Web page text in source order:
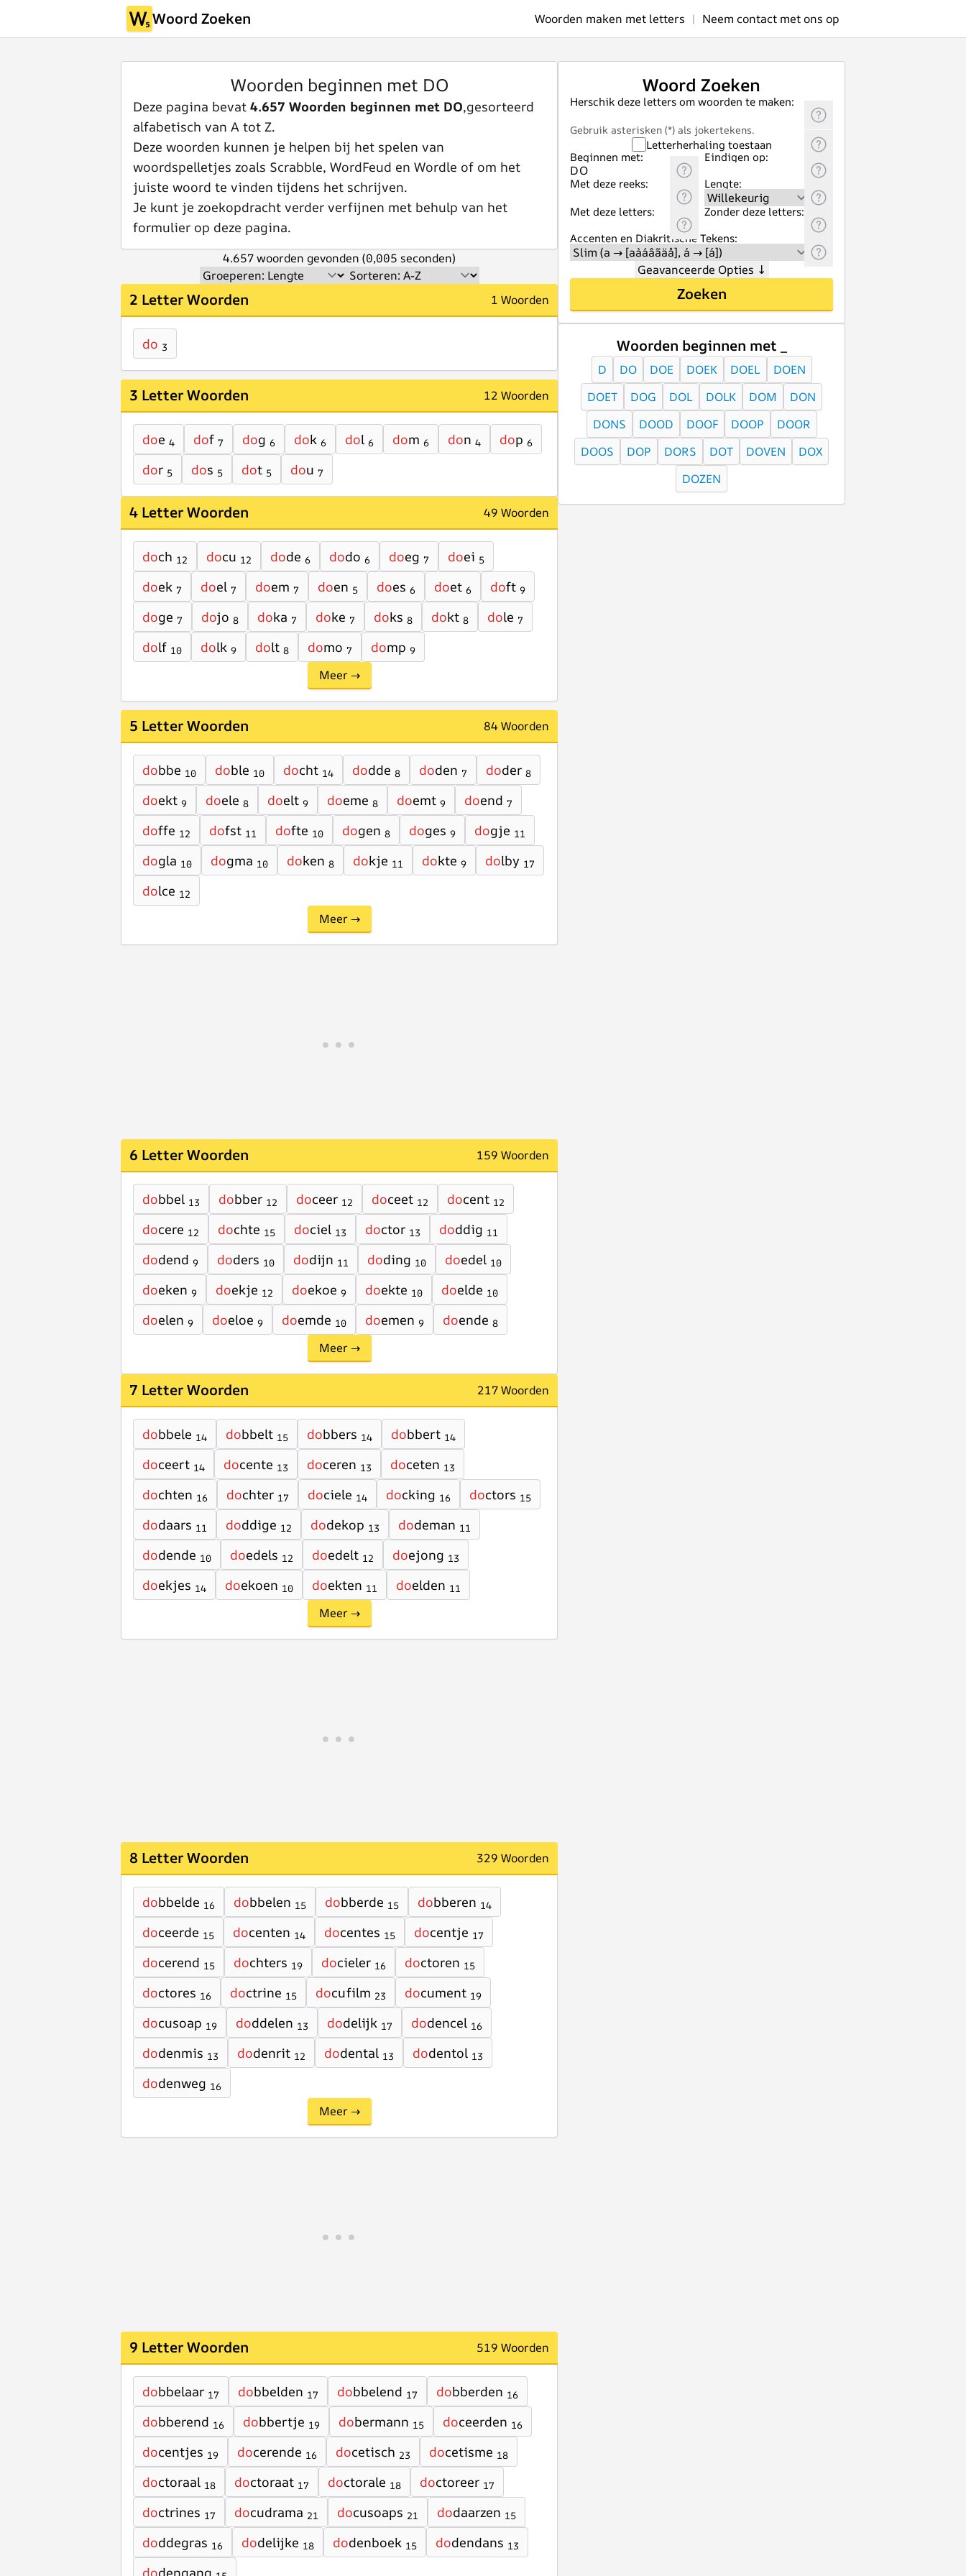
Woord Zoeken Woorden maken met letters | Neem contact met ons op
Woorden beginnen met DO
Deze pagina bevat 4.657 Woorden beginnen met DO,gesorteerd
alfabetisch van A tot Z.
Deze woorden kunnen je helpen bij het spelen van
woordspelletjes zoals Scrabble, WordFeud en Wordle of om het
juiste woord te vinden tijdens het schrijven.
Je kunt je zoekopdracht verder verfijnen met behulp van het
formulier op deze pagina.
4.657 woorden gevonden (0,005 seconden)
2 Letter Woorden 1 Woorden
do 3
3 Letter Woorden 12 Woorden
doe 4 dof 7 dog 6 dok 6 dol 6 dom 6 don 4 dop 6
dor 5 dos 5 dot 5 dou 7
4 Letter Woorden 49 Woorden
doch 12 docu 12 dode 6 dodo 6 doeg 7 doei 5
doek 7 doel 7 doem 7 doen 5 does 6 doet 6 doft 9
doge 7 dojo 8 doka 7 doke 7 doks 8 dokt 8 dole 7
dolf 10 dolk 9 dolt 8 domo 7 domp 9
Meer →
5 Letter Woorden 84 Woorden
dobbe 10 doble 10 docht 14 dodde 8 doden 7 doder 8
doekt 9 doele 8 doelt 9 doeme 8 doemt 9 doend 7
doffe 12 dofst 11 dofte 10 dogen 8 doges 9 dogje 11
dogla 10 dogma 10 doken 8 dokje 11 dokte 9 dolby 17
dolce 12
Meer →
6 Letter Woorden 159 Woorden
dobbel 13 dobber 12 doceer 12 doceet 12 docent 12
docere 12 dochte 15 dociel 13 doctor 13 doddig 11
dodend 9 doders 10 dodijn 11 doding 10 doedel 10
doeken 9 doekje 12 doekoe 9 doekte 10 doelde 10
doelen 9 doeloe 9 doemde 10 doemen 9 doende 8
Meer →
7 Letter Woorden 217 Woorden
dobbele 14 dobbelt 15 dobbers 14 dobbert 14
doceert 14 docente 13 doceren 13 doceten 13
dochten 16 dochter 17 dociele 14 docking 16 doctors 15
dodaars 11 doddige 12 dodekop 13 dodeman 11
dodende 10 doedels 12 doedelt 12 doejong 13
doekjes 14 doekoen 10 doekten 11 doelden 11
Meer →
8 Letter Woorden 329 Woorden
dobbelde 16 dobbelen 15 dobberde 15 dobberen 14
doceerde 15 docenten 14 docentes 15 docentje 17
docerend 15 dochters 19 docieler 16 doctoren 15
doctores 16 doctrine 15 docufilm 23 document 19
docusoap 19 doddelen 13 dodelijk 17 dodencel 16
dodenmis 13 dodenrit 12 dodental 13 dodentol 13
dodenweg 16
Meer →
9 Letter Woorden 519 Woorden
dobbelaar 17 dobbelden 17 dobbelend 17 dobberden 16
dobberend 16 dobbertje 19 dobermann 15 doceerden 16
docentjes 19 docerende 16 docetisch 23 docetisme 18
doctoraal 18 doctoraat 17 doctorale 18 doctoreer 17
doctrines 17 docudrama 21 docusoaps 21 dodaarzen 15
doddegras 16 dodelijke 18 dodenboek 15 dodendans 13
dodengang
Woord Zoeken
Herschik deze letters om woorden te maken:
Gebruik asterisken (*) als jokertekens.
Letterherhaling toestaan
Beginnen met:
Eindigen op:
Met deze reeks:
Lengte:
Met deze letters:
Zonder deze letters:
Accenten en Diakritische Tekens:
Geavanceerde Opties ↓
Zoeken
Woorden beginnen met _
D DO DOE DOEK DOEL
DOEN
DOET
DOG DOL DOLK DOM
DON
DONS
DOOD DOOF DOOP
DOOR
DOOS
DOP DORS DOT DOVEN
DOX
DOZEN